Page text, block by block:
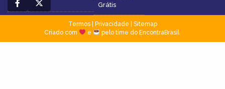
Grátis
Termos| Privacidade
Sitemap
Criado com
e pelo time do EncontraBrasil